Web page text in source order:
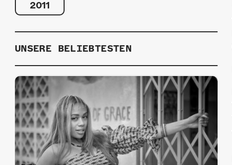
2011
UNSERE BELIEBTESTEN